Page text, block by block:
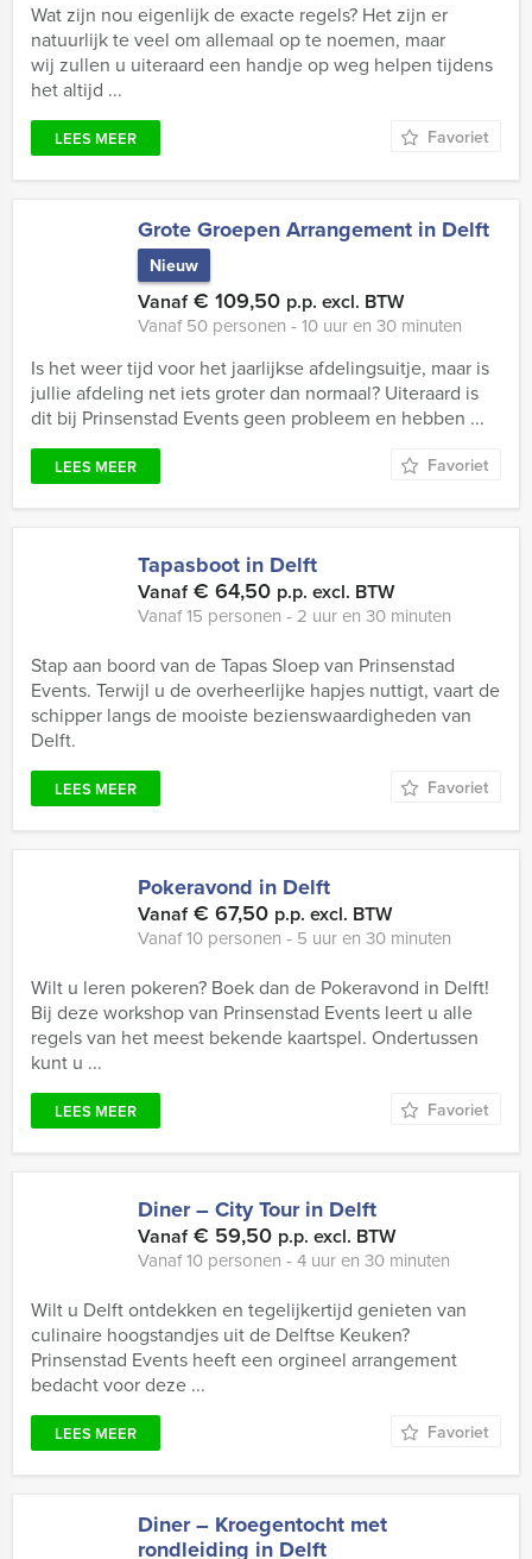
Wat zijn nou eigenlijk de exacte regels? Het zijn er
natuurlijk te veel om allemaal op te noemen, maar
wij zullen u uiteraard een handje op weg helpen tijdens
het altijd ...
LEES MEER Favoriet
Grote Groepen Arrangement in Delft
Nieuw
Vanaf€ 109,50 p.p. excl. BTW
Vanaf 50 personen ‐ 10 uur en 30 minuten
Is het weer tijd voor het jaarlijkse afdelingsuitje, maar is
jullie afdeling net iets groter dan normaal? Uiteraard is
dit bij Prinsenstad Events geen probleem en hebben ...
LEES MEER Favoriet
Tapasboot in Delft
Vanaf€ 64,50 p.p. excl. BTW
Vanaf 15 personen ‐ 2 uur en 30 minuten
Stap aan boord van de Tapas Sloep van Prinsenstad
Events. Terwijl u de overheerlijke hapjes nuttigt, vaart de
schipper langs de mooiste bezienswaardigheden van
Delft.
LEES MEER Favoriet
Pokeravond in Delft
Vanaf€ 67,50 p.p. excl. BTW
Vanaf 10 personen ‐ 5 uur en 30 minuten
Wilt u leren pokeren? Boek dan de Pokeravond in Delft!
Bij deze workshop van Prinsenstad Events leert u alle
regels van het meest bekende kaartspel. Ondertussen
kunt u ...
LEES MEER Favoriet
Diner – City Tour in Delft
Vanaf€ 59,50 p.p. excl. BTW
Vanaf 10 personen ‐ 4 uur en 30 minuten
Wilt u Delft ontdekken en tegelijkertijd genieten van
culinaire hoogstandjes uit de Delftse Keuken?
Prinsenstad Events heeft een orgineel arrangement
bedacht voor deze ...
LEES MEER Favoriet
Diner – Kroegentocht met
rondleiding in Delft